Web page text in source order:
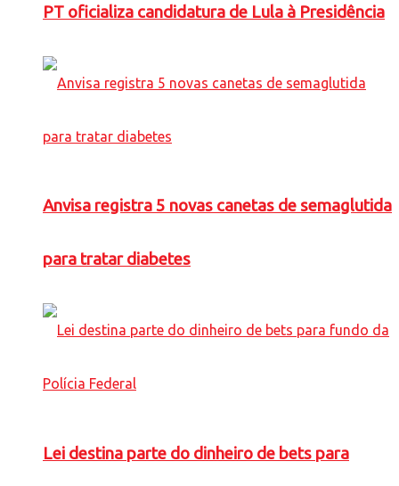
PT oficializa candidatura de Lula à Presidência
Anvisa registra 5 novas canetas de semaglutida
para tratar diabetes
Lei destina parte do dinheiro de bets para